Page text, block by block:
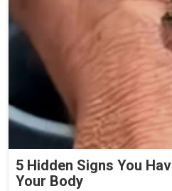
5 Hidden Signs You
Your Body